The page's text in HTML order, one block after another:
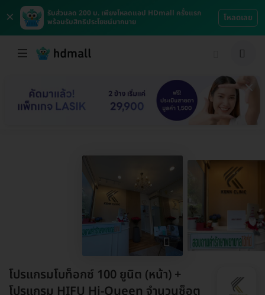
×
รับส่วนลด 200 บ. เพียงโหลดแอป HDmall ครั้งแรก
พร้อมรับสิทธิประโยชน์มากมาย
โหลดเลย
โปรแกรมโบท็อกซ์ 100 ยูนิต (หน้า) +
โปรแกรม HIFU Hi-Queen จำนวนช็อต